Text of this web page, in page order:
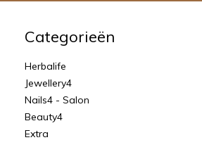
Categorieën
Herbalife
Jewellery4
Nails4 - Salon
Beauty4
Extra